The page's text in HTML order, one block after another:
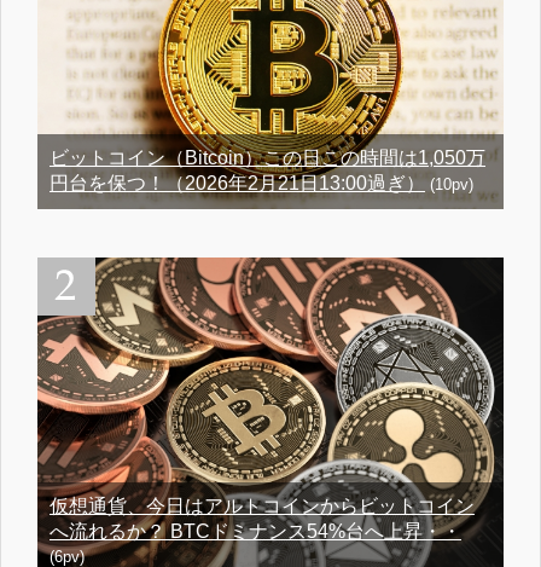
ビットコイン（Bitcoin）この日この時間は1,050万
円台を保つ！（2026年2月21日13:00過ぎ）
(10pv)
仮想通貨、今日はアルトコインからビットコイン
へ流れるか？ BTCドミナンス54%台へ上昇・・
(6pv)